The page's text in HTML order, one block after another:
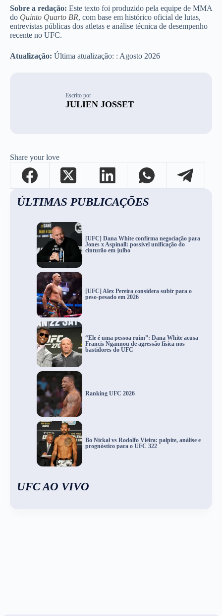
Sobre a redação: Este texto foi produzido pela equipe de MMA
do Quinto Quarto BR, com base em histórico oficial de lutas,
entrevistas públicas dos atletas e análise técnica de desempenho
recente no UFC.
Atualização: Última atualização: : Agosto 2026
Escrito por
JULIEN JOSSET
Share your love
ÚLTIMAS PUBLICAÇÕES
[UFC] Dana White confirma negociação para
Jones x Aspinall: possível unificação do
cinturão em julho
[UFC] Alex Pereira considera subir para o
peso-pesado em 2026
“Ele é uma pessoa ruim”: Dana White acusa
Francis Ngannou de agressão física nos
bastidores do UFC
Ranking UFC 2026
Bo Nickal vs Rodolfo Vieira: palpite, análise e
prognóstico para o UFC 322
UFC AO VIVO